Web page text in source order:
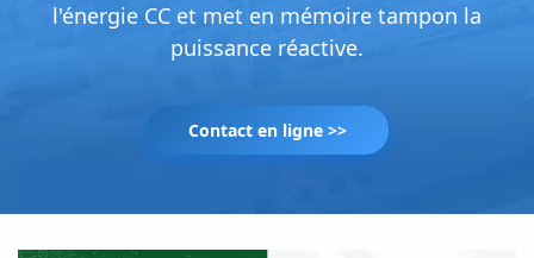
l'énergie CC et met en mémoire tampon la
puissance réactive.
Contact en ligne >>